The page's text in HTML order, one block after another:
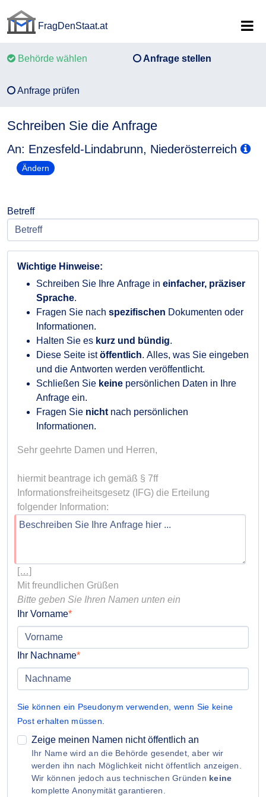
FragDenStaat.at
Behörde wählen Anfrage stellen
Anfrage prüfen
Schreiben Sie die Anfrage
An: Enzesfeld-Lindabrunn, Niederösterreich
Ändern
Betreff
Wichtige Hinweise:
Schreiben Sie Ihre Anfrage in einfacher, präziser
Sprache.
Fragen Sie nach spezifischen Dokumenten oder
Informationen.
Halten Sie es kurz und bündig.
Diese Seite istöffentlich. Alles, was Sie eingeben
und die Antworten werden veröffentlicht.
Schließen Sie keine persönlichen Daten in Ihre
Anfrage ein.
Fragen Sie nicht nach persönlichen
Informationen.
Sehr geehrte Damen und Herren,
hiermit beantrage ich gemäß § 7ff
Informationsfreiheitsgesetz (IFG) die Erteilung
[…]
Bitte geben Sie Ihren Namen unten ein
Ihr Vorname
Ihr Nachname
Sie können ein Pseudonym verwenden, wenn Sie keine
Post erhalten müssen
Zeige meinen Namen nicht öffentlich an
Ihr Name wird an die Behörde gesendet, aber wir
werden ihn nach Möglichkeit nicht öffentlich anzeigen.
Wir können jedoch aus technischen Gründen keine
komplette Anonymität garantieren.